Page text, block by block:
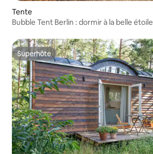
Tente
Bubble Tent Berlin : dormir à la belle étoile
Superhôte
Superhôte